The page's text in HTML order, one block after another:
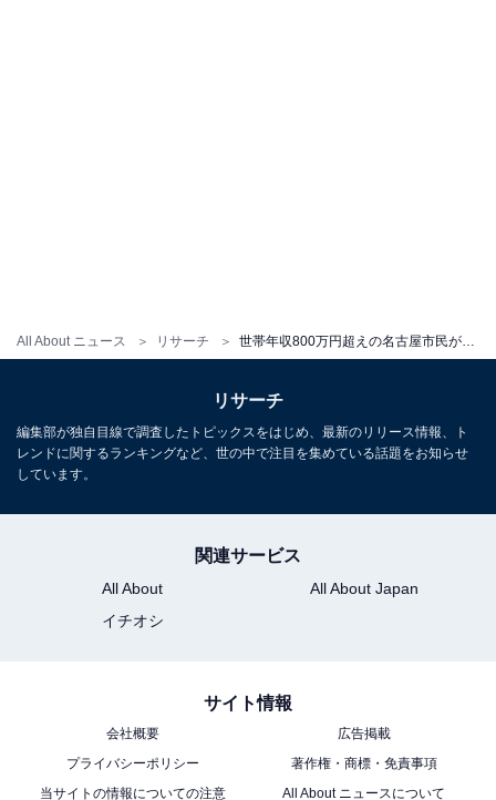
All About ニュース リサーチ
リサーチ
編集部が独自目線で調査したトピックスをはじめ、最新のリリース情報、ト
レンドに関するランキングなど、世の中で注目を集めている話題をお知らせ
しています。
関連サービス
All About
All About Japan
イチオシ
サイト情報
会社概要
広告掲載
プライバシーポリシー
著作権・商標・免責事項
当サイトの情報についての注意
All About ニュースについて